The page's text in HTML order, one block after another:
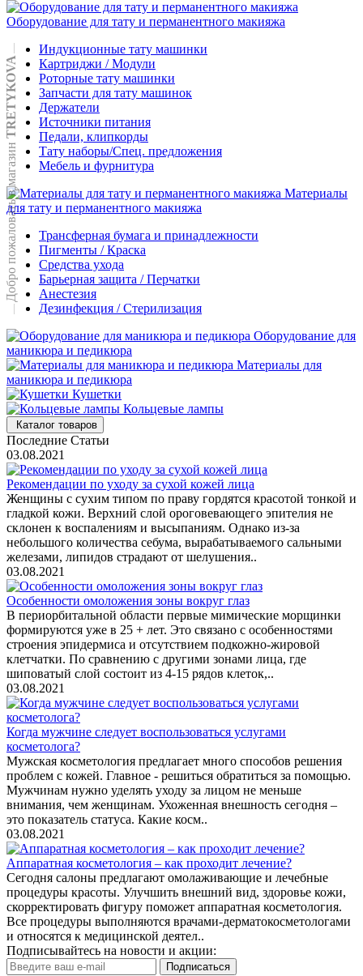
Добро пожаловать в магазин
TRETYKOVA
Оборудование для тату и перманентного макияжа
Индукционные тату машинки
Картриджи / Модули
Роторные тату машинки
Запчасти для тату машинок
Держатели
Источники питания
Педали, клипкорды
Тату наборы/Спец. предложения
Мебель и фурнитура
Материалы
для тату и перманентного макияжа
Трансферная бумага и принадлежности
Пигменты / Краска
Средства ухода
Барьерная защита / Перчатки
Анестезия
Дезинфекция / Стерилизация
Оборудование для
маникюра и педикюра
Материалы для
маникюра и педикюра
Кушетки
Кольцевые лампы
Каталог товаров
Последние Статьи
03.08.2021
Рекомендации по уходу за сухой кожей лица
Женщины с сухим типом по праву гордятся красотой тонкой и
гладкой кожи. Верхний слой ороговевающего эпителия не
склонен к воспалениям и высыпаниям. Однако из-за
небольшого количества себума, вырабатываемого сальными
железами, липидов страдают от шелушения..
03.08.2021
Особенности омоложения зоны вокруг глаз
В периорбитальной области первые мимические морщинки
формируются уже в 25 + лет. Это связано с особенностями
строения эпидермиса и отсутствием подкожно-жировой
клетчатки. По сравнению с другими зонами лица, где
шиповатый слой состоит из 4-15 рядов клеток,..
03.08.2021
Когда мужчине следует воспользоваться услугами
косметолога?
Мужская косметология предлагает много способов решения
проблем с кожей. Главное - решиться обратиться за помощью.
Мужчинам нужно уделять уходу за лицом не меньше
внимания, чем женщинам. Ухоженная внешность сегодня –
это показатель статуса. Какие косм..
03.08.2021
Аппаратная косметология – как проходит лечение?
Сегодня салоны предлагают омолаживающие и лечебные
процедуры красоты. Улучшить внешний вид, здоровье кожи,
скорректировать фигуру поможет аппаратная косметология.
Все процедуры выполняются врачами-дерматокосметологами
и относятся к медицинской деятел..
Подписывайтесь на новости и акции:
Подписаться